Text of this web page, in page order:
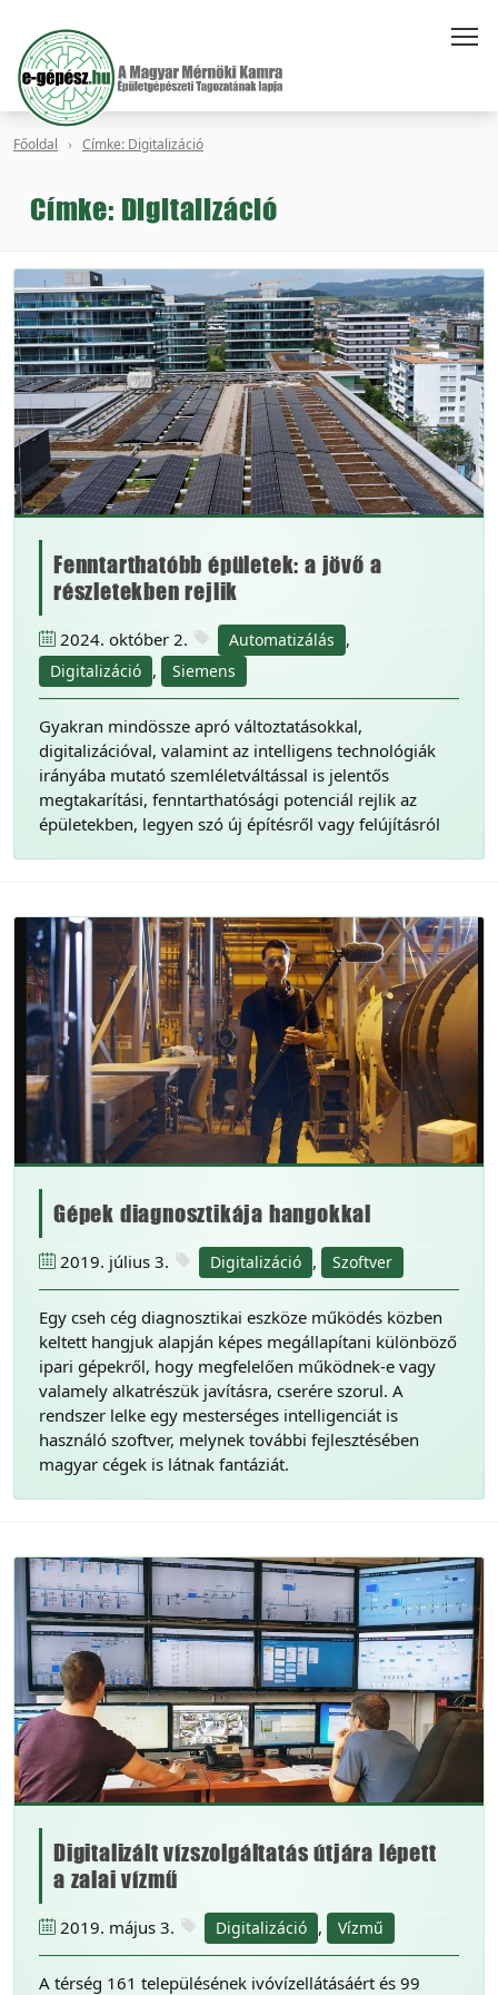
Főoldal Címke: Digitalizáció
Címke: Digitalizáció
Fenntarthatóbb épületek: a jövő a
részletekben rejlik
2024. október 2. Automatizálás ,
Digitalizáció , Siemens
Gyakran mindössze apró változtatásokkal,
digitalizációval, valamint az intelligens technológiák
irányába mutató szemléletváltással is jelentős
megtakarítási, fenntarthatósági potenciál rejlik az
épületekben, legyen szó új építésről vagy felújításról
Gépek diagnosztikája hangokkal
2019. július 3. Digitalizáció , Szoftver
Egy cseh cég diagnosztikai eszköze működés közben
keltett hangjuk alapján képes megállapítani különböző
ipari gépekről, hogy megfelelően működnek-e vagy
valamely alkatrészük javításra, cserére szorul. A
rendszer lelke egy mesterséges intelligenciát is
használó szoftver, melynek további fejlesztésében
magyar cégek is látnak fantáziát.
Digitalizált vízszolgáltatás útjára lépett
a zalai vízmű
2019. május 3. Digitalizáció , Vízmű
A térség 161 településének ivóvízellátásáért és 99